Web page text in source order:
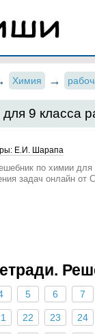
Химия
9 класса
Е.И. Шарапа
по химии
задач онлайн от
5 6 7
22 23 24